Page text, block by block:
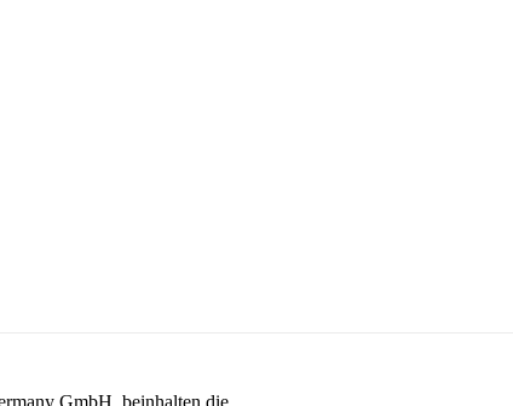
GmbH, beinhalten die